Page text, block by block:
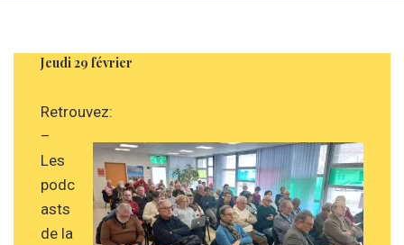
Jeudi 29 février
Retrouvez:
–
Les
podc
asts
de la